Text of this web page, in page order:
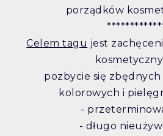
porządków
Celem tagu jest
pozbycie się
kolorowych i
-
- długo